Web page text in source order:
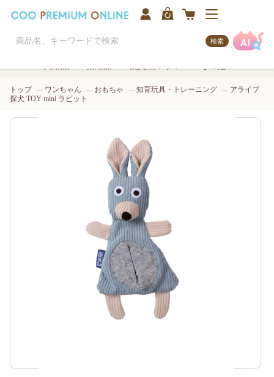
検索
トップ ワンちゃん おもちゃ 知育玩具・トレーニング
アライブ
探犬 TOY mini ラビット